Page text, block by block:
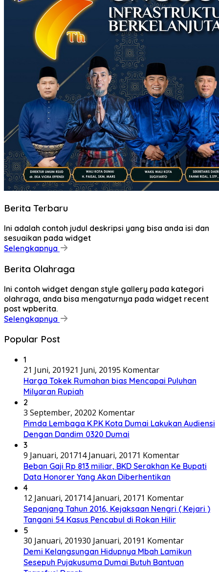
Berita Terbaru
Ini adalah contoh judul deskripsi yang bisa anda isi dan
sesuaikan pada widget
Selengkapnya
Berita Olahraga
Ini contoh widget dengan style gallery pada kategori
olahraga, anda bisa mengaturnya pada widget recent
post wpberita.
Selengkapnya
Popular Post
1
21 Juni, 201921 Juni, 20195 Komentar
Harga Tokek Rumahan bias Mencapai Puluhan
Milyaran Rupiah
2
3 September, 20202 Komentar
Pimda Lembaga K.P.K Kota Dumai Lakukan Audiensi
Dengan Dandim 0320 Dumai
3
9 Januari, 201714 Januari, 20171 Komentar
Beban Gaji Rp 813 miliar, BKD Serakhan Ke Bupati
Data Honorer Yang Akan Diberhentikan
4
12 Januari, 201714 Januari, 20171 Komentar
Sepanjang Tahun 2016, Kejaksaan Nengri ( Kejari )
Tangani 54 Kasus Pencabul di Rokan Hilir
5
30 Januari, 201930 Januari, 20191 Komentar
Demi Kelangsungan Hidupnya Mbah Lamikun
Sesepuh Pujakusuma Dumai Butuh Bantuan